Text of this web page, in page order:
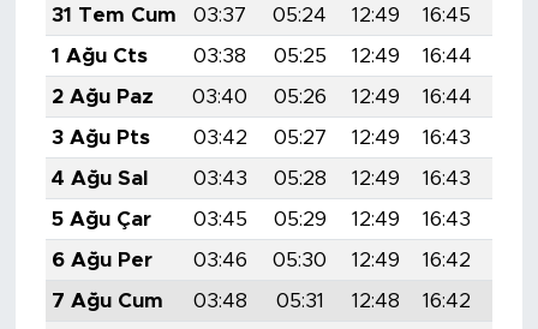
31 Tem Cum
03:37 05:24 12:49 16:45
1 Ağu Cts
03:38 05:25 12:49 16:44
2 Ağu Paz
03:40 05:26 12:49 16:44
3 Ağu Pts
03:42 05:27 12:49 16:43
4 Ağu Sal
03:43 05:28 12:49 16:43
5 Ağu Çar
03:45 05:29 12:49 16:43
6 Ağu Per
03:46 05:30 12:49 16:42
7 Ağu Cum
03:48 05:31 12:48 16:42